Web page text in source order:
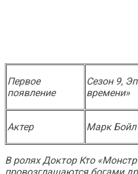
Первое
появление
Сезон 9,
времени»
Актер Марк Бойл
В роляхДоктор Кто«Монстр
провозглашаются богами